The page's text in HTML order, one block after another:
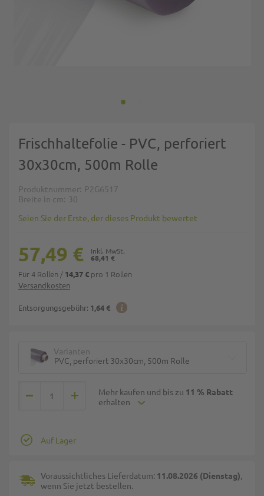
Frischhaltefolie - PVC, perforiert
30x30cm, 500m Rolle
Produktnummer P2G6517
Breite in cm
30
Seien Sie der Erste, der dieses Produkt bewertet
Versandkosten
Entsorgungsgebühr: 1,64 €
68,41 €
57,49 €
Für 4 Rollen / 14,37 € pro 1 Rollen
Varianten
PVC, perforiert 30x30cm, 500m Rolle
Mehr kaufen und bis zu 11 % Rabatt
erhalten
Auf Lager
Voraussichtliches Lieferdatum: 11.08.2026 (Dienstag),
wenn Sie jetzt bestellen.